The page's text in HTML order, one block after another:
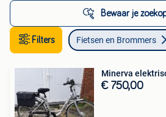
Bewaar je
Filters Fietsen en Brommers
Minerva
€ 750,00